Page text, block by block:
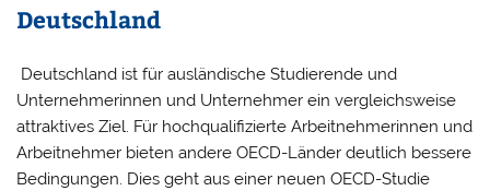
Deutschland
Deutschland ist für ausländische Studierende und
Unternehmerinnen und Unternehmer ein vergleichsweise
attraktives Ziel. Für hochqualifizierte Arbeitnehmerinnen und
Arbeitnehmer bieten andere OECD-Länder deutlich bessere
Bedingungen. Dies geht aus einer neuen OECD-Studie